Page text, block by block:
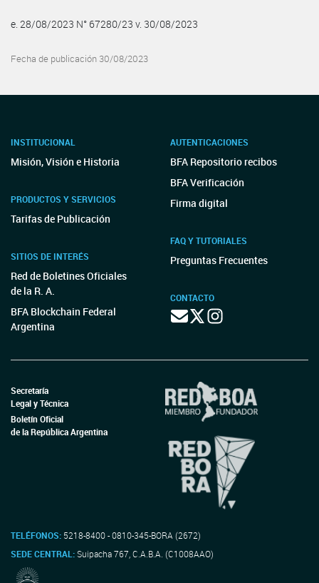
e. 28/08/2023 N° 67280/23 v. 30/08/2023
Fecha de publicación 30/08/2023
INSTITUCIONAL
Misión, Visión e Historia
PRODUCTOS Y SERVICIOS
Tarifas de Publicación
SITIOS DE INTERÉS
Red de Boletines Oficiales
de la R. A.
BFA Blockchain Federal
Argentina
AUTENTICACIONES
BFA Repositorio recibos
BFA Verificación
Firma digital
FAQ Y TUTORIALES
Preguntas Frecuentes
CONTACTO
Secretaría
Legal y Técnica
Boletín Oficial
de la República Argentina
TELÉFONOS: 5218-8400 - 0810-345-BORA (2672)
SEDE CENTRAL:Suipacha 767, C.A.B.A. (C1008AAO)